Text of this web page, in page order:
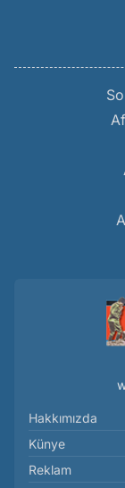
Hakkımızda
Künye
Reklam